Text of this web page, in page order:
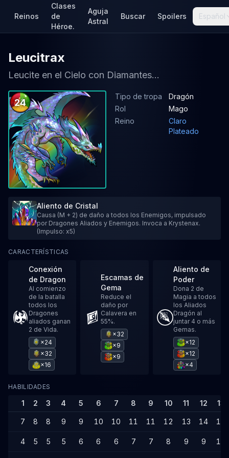
Reinos
Clases
de
Héroe.
Aguja
Astral
Buscar Spoilers Español
Leucitrax
Leucite en el Cielo con Diamantes...
24
Tipo de tropa
Dragón
Rol
Mago
Reino
Claro
Plateado
Aliento de Cristal
Causa (M + 2) de daño a todos los Enemigos, impulsado
por Dragones Aliados y Enemigos. Invoca a Krystenax.
(Impulso: x5)
CARACTERÍSTICAS
Conexión
de Dragon
Al comienzo
de la batalla
todos los
Dragones
aliados ganan
2 de Vida.
×24
×32
×16
Escamas de
Gema
Reduce el
daño por
Calavera en
55%.
×32
×9
×9
Aliento de
Poder
Dona 2 de
Magia a todos
los Aliados
Dragón al
juntar 4 o más
Gemas.
×12
×12
×4
HABILIDADES
1 2 3 4 5 6 7 8 9 10 11 12 13
7 8 8 9 9 10 10 11 11 12 13 14 14
4 5 5 5 6 6 6 7 7 8 9 9 10